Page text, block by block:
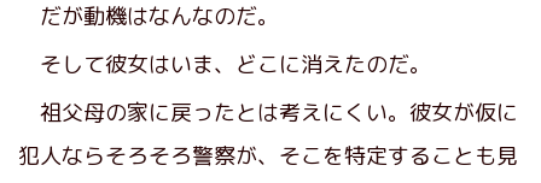
だが動機はなんなのだ。
そして彼女はいま、どこに消えたのだ。
祖父母の家に戻ったとは考えにくい。彼女が仮に
犯人ならそろそろ警察が、そこを特定することも見